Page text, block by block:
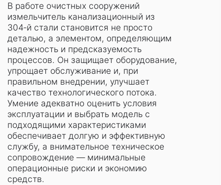
В работе очистных сооружений
измельчитель канализационный из
304‑й стали становится не просто
деталью, а элементом, определяющим
надежность и предсказуемость
процессов. Он защищает оборудование,
упрощает обслуживание и, при
правильном внедрении, улучшает
качество технологического потока.
Умение адекватно оценить условия
эксплуатации и выбрать модель с
подходящими характеристиками
обеспечивает долгую и эффективную
службу, а внимательное техническое
сопровождение — минимальные
операционные риски и экономию
средств.